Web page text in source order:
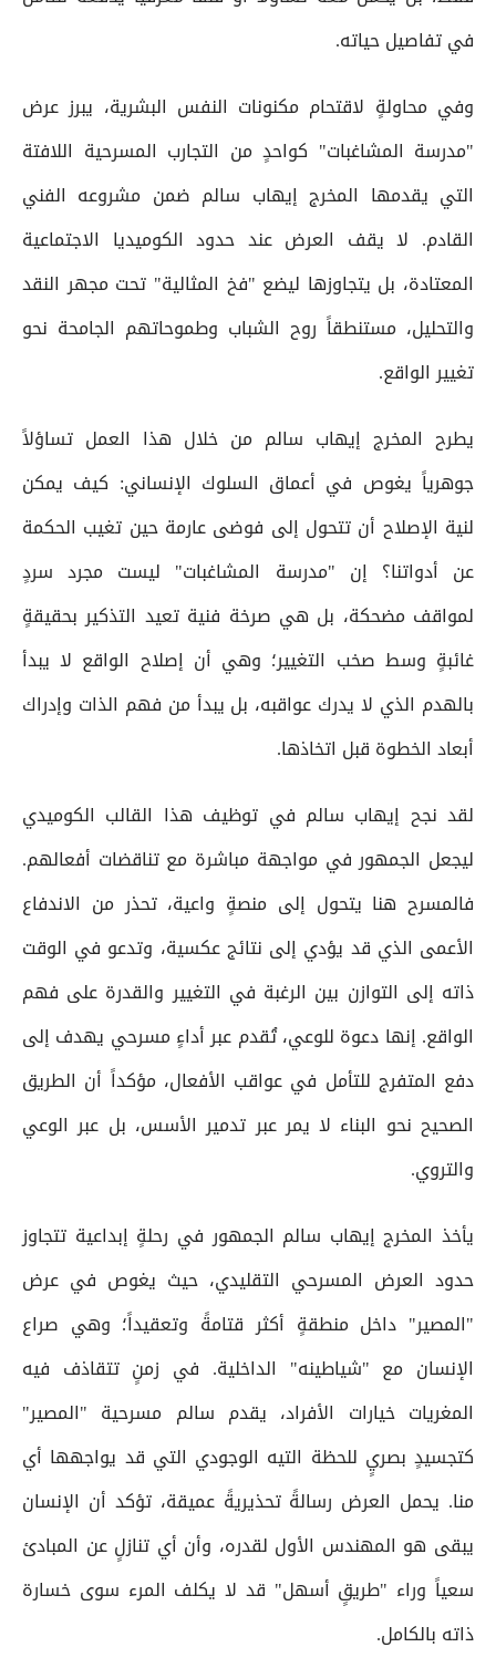
في تفاصيل حياته.
وفي محاولةٍ لاقتحام مكنونات النفس البشرية، يبرز عرض
"مدرسة المشاغبات" كواحدٍ من التجارب المسرحية اللافتة
التي يقدمها المخرج إيهاب سالم ضمن مشروعه الفني
القادم. لا يقف العرض عند حدود الكوميديا الاجتماعية
المعتادة، بل يتجاوزها ليضع "فخ المثالية" تحت مجهر النقد
والتحليل، مستنطقاً روح الشباب وطموحاتهم الجامحة نحو
تغيير الواقع.
يطرح المخرج إيهاب سالم من خلال هذا العمل تساؤلاً
جوهرياً يغوص في أعماق السلوك الإنساني: كيف يمكن
لنية الإصلاح أن تتحول إلى فوضى عارمة حين تغيب الحكمة
عن أدواتنا؟ إن "مدرسة المشاغبات" ليست مجرد سردٍ
لمواقف مضحكة، بل هي صرخة فنية تعيد التذكير بحقيقةٍ
غائبةٍ وسط صخب التغيير؛ وهي أن إصلاح الواقع لا يبدأ
بالهدم الذي لا يدرك عواقبه، بل يبدأ من فهم الذات وإدراك
أبعاد الخطوة قبل اتخاذها.
لقد نجح إيهاب سالم في توظيف هذا القالب الكوميدي
ليجعل الجمهور في مواجهة مباشرة مع تناقضات أفعالهم.
فالمسرح هنا يتحول إلى منصةٍ واعية، تحذر من الاندفاع
الأعمى الذي قد يؤدي إلى نتائج عكسية، وتدعو في الوقت
ذاته إلى التوازن بين الرغبة في التغيير والقدرة على فهم
الواقع. إنها دعوة للوعي، تُقدم عبر أداءٍ مسرحي يهدف إلى
دفع المتفرج للتأمل في عواقب الأفعال، مؤكداً أن الطريق
الصحيح نحو البناء لا يمر عبر تدمير الأسس، بل عبر الوعي
والتروي.
يأخذ المخرج إيهاب سالم الجمهور في رحلةٍ إبداعية تتجاوز
حدود العرض المسرحي التقليدي، حيث يغوص في عرض
"المصير" داخل منطقةٍ أكثر قتامةً وتعقيداً؛ وهي صراع
الإنسان مع "شياطينه" الداخلية. في زمنٍ تتقاذف فيه
المغريات خيارات الأفراد، يقدم سالم مسرحية "المصير"
كتجسيدٍ بصريٍ للحظة التيه الوجودي التي قد يواجهها أي
منا. يحمل العرض رسالةً تحذيريةً عميقة، تؤكد أن الإنسان
يبقى هو المهندس الأول لقدره، وأن أي تنازلٍ عن المبادئ
سعياً وراء "طريقٍ أسهل" قد لا يكلف المرء سوى خسارة
ذاته بالكامل.